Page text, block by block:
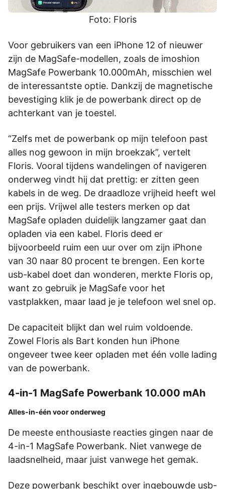
Foto: Floris
Voor gebruikers van een iPhone 12 of nieuwer
zijn de MagSafe-modellen, zoals de imoshion
MagSafe Powerbank 10.000mAh, misschien wel
de interessantste optie. Dankzij de magnetische
bevestiging klik je de powerbank direct op de
achterkant van je toestel.
“Zelfs met de powerbank op mijn telefoon past
alles nog gewoon in mijn broekzak”, vertelt
Floris. Vooral tijdens wandelingen of navigeren
onderweg vindt hij dat prettig: er zitten geen
kabels in de weg. De draadloze vrijheid heeft wel
een prijs. Vrijwel alle testers merken op dat
MagSafe opladen duidelijk langzamer gaat dan
opladen via een kabel. Floris deed er
bijvoorbeeld ruim een uur over om zijn iPhone
van 30 naar 80 procent te brengen. Een korte
usb-kabel doet dan wonderen, merkte Floris op,
want zo gebruik je MagSafe voor het
vastplakken, maar laad je je telefoon wel snel op.
De capaciteit blijkt dan wel ruim voldoende.
Zowel Floris als Bart konden hun iPhone
ongeveer twee keer opladen met één volle lading
van de powerbank.
4-in-1 MagSafe Powerbank 10.000 mAh
Alles-in-één voor onderweg
De meeste enthousiaste reacties gingen naar de
4-in-1 MagSafe Powerbank. Niet vanwege de
laadsnelheid, maar juist vanwege het gemak.
Deze powerbank beschikt over ingebouwde usb-